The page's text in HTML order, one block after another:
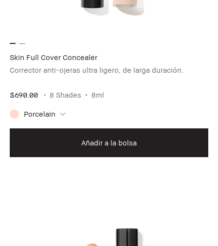
Skin Full Cover Concealer
Corrector anti-ojeras ultra ligero, de larga duración.
$690.00 8 Shades 8ml
Porcelain
Añadir a la bolsa